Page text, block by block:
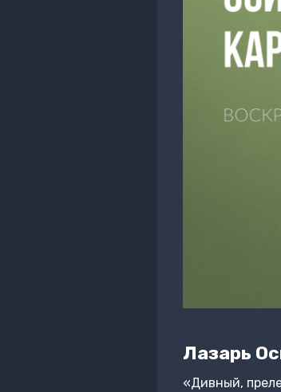
Лазарь
«Дивный,